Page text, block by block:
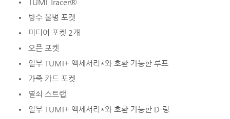
TUMI Tracer®
방수 물병 포켓
미디어 포켓 2개
오픈 포켓
일부 TUMI+ 액세서리*와 호환 가능한 루프
가죽 카드 포켓
열쇠 스트랩
일부 TUMI+ 액세서리*와 호환 가능한 D-링